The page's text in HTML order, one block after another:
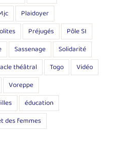
Plaidoyer
Préjugés
Pôle SI
Sassenage
Solidarité
théâtral Togo
Vidéo
Voreppe
éducation
des femmes